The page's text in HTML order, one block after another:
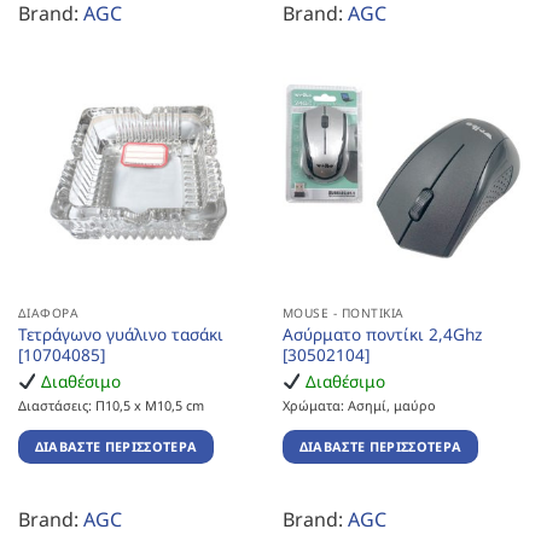
Brand: AGC Brand: AGC
ΔΙΆΦΟΡΑ
Τετράγωνο γυάλινο τασάκι
[10704085]
Διαθέσιμο
Διαστάσεις: Π10,5 x Μ10,5 cm
ΔΙΑΒΆΣΤΕ ΠΕΡΙΣΣΌΤΕΡΑ
Brand: AGC
MOUSE - ΠΟΝΤΊΚΙΑ
Ασύρματο ποντίκι 2,4Ghz
[30502104]
Διαθέσιμο
Χρώματα: Ασημί, μαύρο
ΔΙΑΒΆΣΤΕ ΠΕΡΙΣΣΌΤΕΡΑ
Brand: AGC